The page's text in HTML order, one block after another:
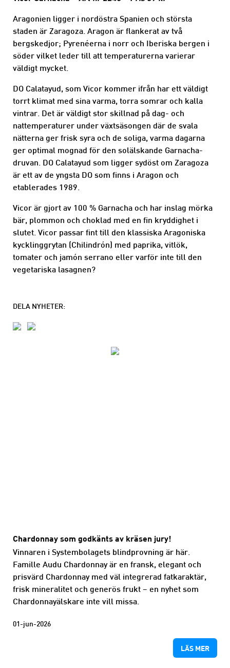
Aragonien ligger i nordöstra Spanien och största
staden är Zaragoza. Aragon är flankerat av två
bergskedjor; Pyrenéerna i norr och Iberiska bergen i
söder vilket leder till att temperaturerna varierar
väldigt mycket.
DO Calatayud, som Vicor kommer ifrån har ett väldigt
torrt klimat med sina varma, torra somrar och kalla
vintrar. Det är väldigt stor skillnad på dag- och
nattemperaturer under växtsäsongen där de svala
nätterna ger frisk syra och de soliga, varma dagarna
ger optimal mognad för den solälskande Garnacha-
druvan. DO Calatayud som ligger sydöst om Zaragoza
är ett av de yngsta DO som finns i Aragon och
etablerades 1989.
Vicor är gjort av 100 % Garnacha och har inslag mörka
bär, plommon och choklad med en fin kryddighet i
slutet. Vicor passar fint till den klassiska Aragoniska
kycklinggrytan (Chilindrón) med paprika, vitlök,
tomater och jamón serrano eller varför inte till den
vegetariska lasagnen?
DELA NYHETER:
Chardonnay som godkänts av kräsen jury!
Vinnaren i Systembolagets blindprovning är här.
Famille Audu Chardonnay är en fransk, elegant och
prisvärd Chardonnay med väl integrerad fatkaraktär,
frisk mineralitet och generös frukt – en nyhet som
Chardonnayälskare inte vill missa.
01-jun-2026
LÄS MER